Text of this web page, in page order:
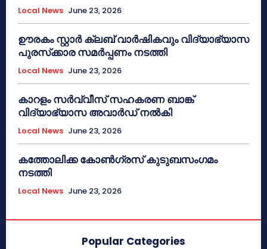
Local News June 23, 2026
ഊരകം സ്റ്റാർ ക്ലബ് വാർഷികവും വിദ്യാഭ്യാസ
പുരസ്‌ക്കാര സമർപ്പണം നടത്തി
Local News June 23, 2026
കാറളം സർവ്വീസ് സഹകരണ ബാങ്ക്
വിദ്യാഭ്യാസ അവാർഡ് നൽകി
Local News June 23, 2026
കത്തോലിക്ക കോൺഗ്രസ് കുടുബസംഗമം
നടത്തി
Local News June 23, 2026
Popular Categories